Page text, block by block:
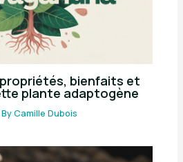
bienfaits et
plante adaptogène
Camille Dubois